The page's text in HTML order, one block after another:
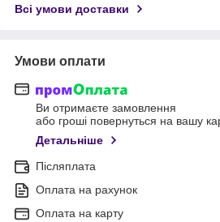
Всі умови доставки
Умови оплати
Ви отримаєте замовлення
або гроші повернуться на вашу
Детальніше
Післяплата
Оплата на рахунок
Оплата на карту